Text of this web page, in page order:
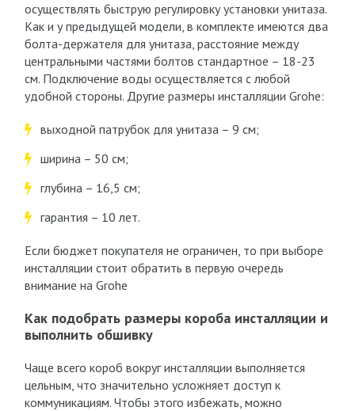
осуществлять быструю регулировку установки унитаза.
Как и у предыдущей модели, в комплекте имеются два
болта-держателя для унитаза, расстояние между
центральными частями болтов стандартное – 18-23
см. Подключение воды осуществляется с любой
удобной стороны. Другие размеры инсталляции Grohe:
выходной патрубок для унитаза – 9 см;
ширина – 50 см;
глубина – 16,5 см;
гарантия – 10 лет.
Если бюджет покупателя не ограничен, то при выборе
инсталляции стоит обратить в первую очередь
внимание на Grohe
Как подобрать размеры короба инсталляции и
выполнить обшивку
Чаще всего короб вокруг инсталляции выполняется
цельным, что значительно усложняет доступ к
коммуникациям. Чтобы этого избежать, можно